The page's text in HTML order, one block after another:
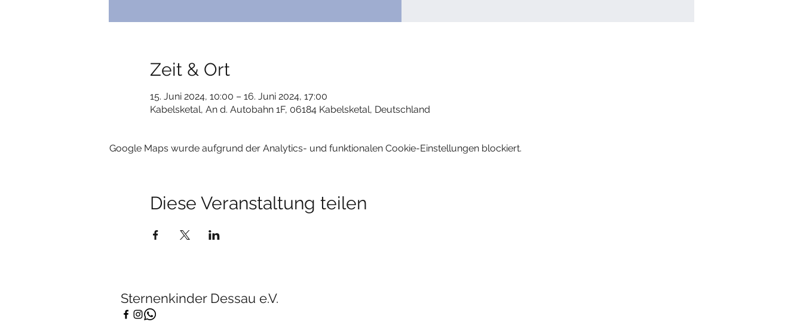
Zeit & Ort
15. Juni 2024, 10:00 – 16. Juni 2024, 17:00
Kabelsketal, An d. Autobahn 1F, 06184 Kabelsketal, Deutschland
Google Maps wurde aufgrund der Analytics- und funktionalen Cookie-Einstellungen blockiert.
Diese Veranstaltung teilen
Sternenkinder Dessau e.V.